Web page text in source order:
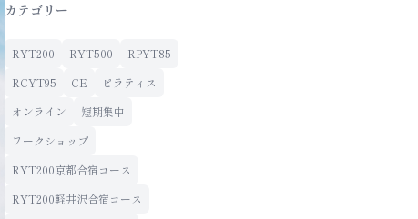
カテゴリー
RYT200 RYT500
RPYT85
RCYT95
CE
ピラティス
オンライン
短期集中
ワークショップ
RYT200京都合宿コース
RYT200軽井沢合宿コース